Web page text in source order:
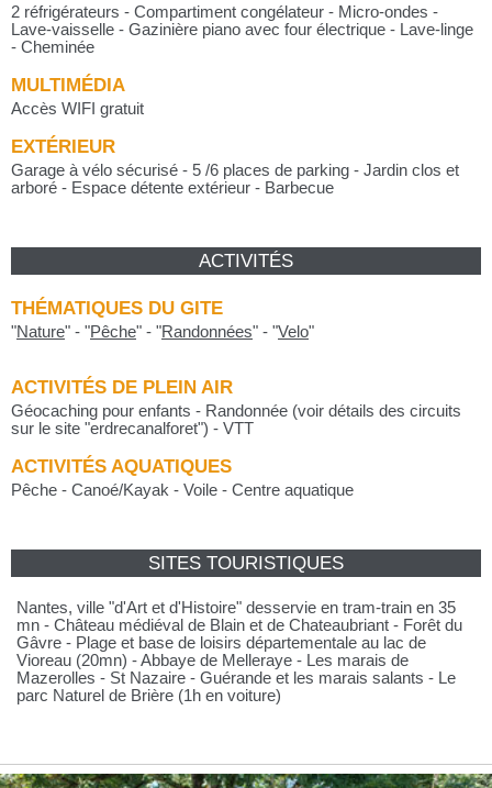
2 réfrigérateurs - Compartiment congélateur - Micro-ondes -
Lave-vaisselle - Gazinière piano avec four électrique - Lave-linge
- Cheminée
MULTIMÉDIA
Accès WIFI gratuit
EXTÉRIEUR
Garage à vélo sécurisé - 5 /6 places de parking - Jardin clos et
arboré - Espace détente extérieur - Barbecue
ACTIVITÉS
THÉMATIQUES DU GITE
"Nature" - "Pêche" - "Randonnées" - "Velo"
ACTIVITÉS DE PLEIN AIR
Géocaching pour enfants - Randonnée (voir détails des circuits
sur le site "erdrecanalforet") - VTT
ACTIVITÉS AQUATIQUES
Pêche - Canoé/Kayak - Voile - Centre aquatique
SITES TOURISTIQUES
Nantes, ville "d'Art et d'Histoire" desservie en tram-train en 35
mn - Château médiéval de Blain et de Chateaubriant - Forêt du
Gâvre - Plage et base de loisirs départementale au lac de
Vioreau (20mn) - Abbaye de Melleraye - Les marais de
Mazerolles - St Nazaire - Guérande et les marais salants - Le
parc Naturel de Brière (1h en voiture)